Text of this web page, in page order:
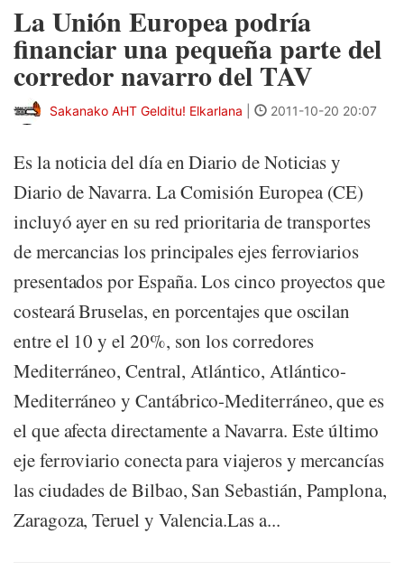
La Unión Europea podría
financiar una pequeña parte del
corredor navarro del TAV
Sakanako AHT Gelditu! Elkarlana 2011-10-20 20:07
Es la noticia del día en Diario de Noticias y
Diario de Navarra. La Comisión Europea (CE)
incluyó ayer en su red prioritaria de transportes
de mercancias los principales ejes ferroviarios
presentados por España. Los cinco proyectos que
costeará Bruselas, en porcentajes que oscilan
entre el 10 y el 20%, son los corredores
Mediterráneo, Central, Atlántico, Atlántico-
Mediterráneo y Cantábrico-Mediterráneo, que es
el que afecta directamente a Navarra. Este último
eje ferroviario conecta para viajeros y mercancías
las ciudades de Bilbao, San Sebastián, Pamplona,
Zaragoza, Teruel y Valencia.Las a...